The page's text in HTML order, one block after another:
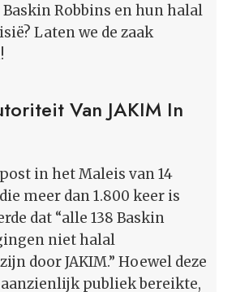
Robbins en hun halal
Laten we de zaak
Van JAKIM In
in het Maleis van 14
meer dan 1.800 keer is
dat “alle 138 Baskin
niet halal
door JAKIM.” Hoewel deze
publiek bereikte,